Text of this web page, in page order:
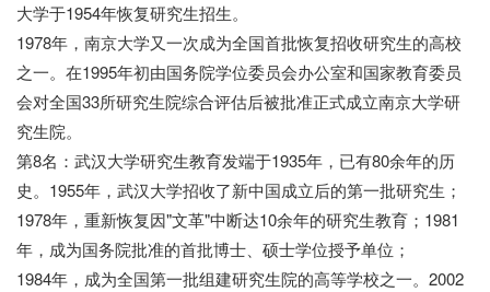
大学于1954年恢复研究生招生。
1978年，南京大学又一次成为全国首批恢复招收研究生的高校
之一。在1995年初由国务院学位委员会办公室和国家教育委员
会对全国33所研究生院综合评估后被批准正式成立南京大学研
究生院。
第8名：武汉大学研究生教育发端于1935年，已有80余年的历
史。1955年，武汉大学招收了新中国成立后的第一批研究生；
1978年，重新恢复因"文革"中断达10余年的研究生教育；1981
年，成为国务院批准的首批博士、硕士学位授予单位；
1984年，成为全国第一批组建研究生院的高等学校之一。2002